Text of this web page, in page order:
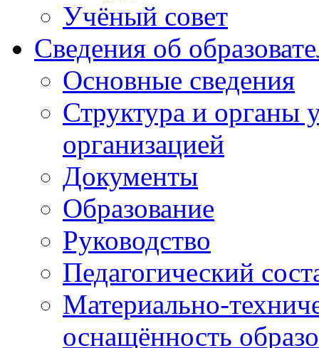
Учёный совет
Сведения об
Основные сведения
Структура и органы
организацией
Документы
Образование
Руководство
Педагогический
Материально-
оснащённость